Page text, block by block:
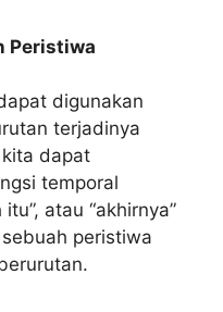
Peristiwa
digunakan
terjadinya
dapat
temporal
atau “akhirnya”
peristiwa